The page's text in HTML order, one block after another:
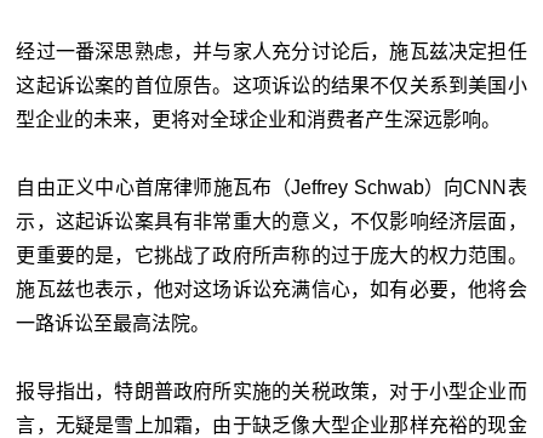
经过一番深思熟虑，并与家人充分讨论后，施瓦兹决定担任
这起诉讼案的首位原告。这项诉讼的结果不仅关系到美国小
型企业的未来，更将对全球企业和消费者产生深远影响。
自由正义中心首席律师施瓦布（Jeffrey Schwab）向CNN表
示，这起诉讼案具有非常重大的意义，不仅影响经济层面，
更重要的是，它挑战了政府所声称的过于庞大的权力范围。
施瓦兹也表示，他对这场诉讼充满信心，如有必要，他将会
一路诉讼至最高法院。
报导指出，特朗普政府所实施的关税政策，对于小型企业而
言，无疑是雪上加霜，由于缺乏像大型企业那样充裕的现金